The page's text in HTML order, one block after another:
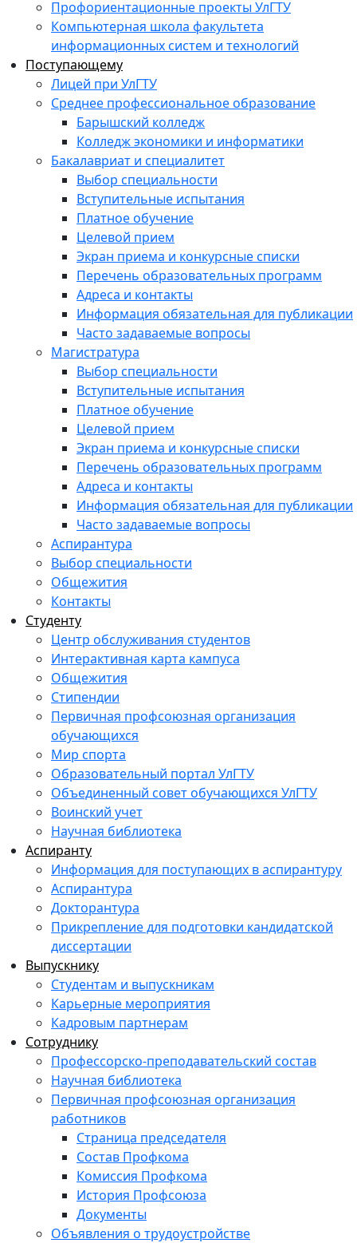
Профориентационные проекты УлГТУ
Компьютерная школа факультета
информационных систем и технологий
Поступающему
Лицей при УлГТУ
Среднее профессиональное образование
Барышский колледж
Колледж экономики и информатики
Бакалавриат и специалитет
Выбор специальности
Вступительные испытания
Платное обучение
Целевой прием
Экран приема и конкурсные списки
Перечень образовательных программ
Адреса и контакты
Информация обязательная для публикации
Часто задаваемые вопросы
Магистратура
Выбор специальности
Вступительные испытания
Платное обучение
Целевой прием
Экран приема и конкурсные списки
Перечень образовательных программ
Адреса и контакты
Информация обязательная для публикации
Часто задаваемые вопросы
Аспирантура
Выбор специальности
Общежития
Контакты
Студенту
Центр обслуживания студентов
Интерактивная карта кампуса
Общежития
Стипендии
Первичная профсоюзная организация
обучающихся
Мир спорта
Образовательный портал УлГТУ
Объединенный совет обучающихся УлГТУ
Воинский учет
Научная библиотека
Аспиранту
Информация для поступающих в аспирантуру
Аспирантура
Докторантура
Прикрепление для подготовки кандидатской
диссертации
Выпускнику
Студентам и выпускникам
Карьерные мероприятия
Кадровым партнерам
Сотруднику
Профессорско-преподавательский состав
Научная библиотека
Первичная профсоюзная организация
работников
Страница председателя
Состав Профкома
Комиссия Профкома
История Профсоюза
Документы
Объявления о трудоустройстве